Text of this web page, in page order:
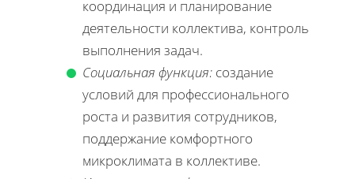
координация и планирование
деятельности коллектива, контроль
выполнения задач.
Социальная функция: создание
условий для профессионального
роста и развития сотрудников,
поддержание комфортного
микроклимата в коллективе.